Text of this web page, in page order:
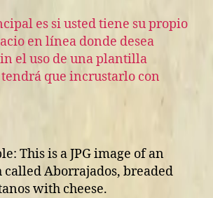
es si usted tiene su propio
en línea donde desea
el uso de una plantilla
que incrustarlo con
This is a JPG image of an
Aborrajados, breaded
with cheese.